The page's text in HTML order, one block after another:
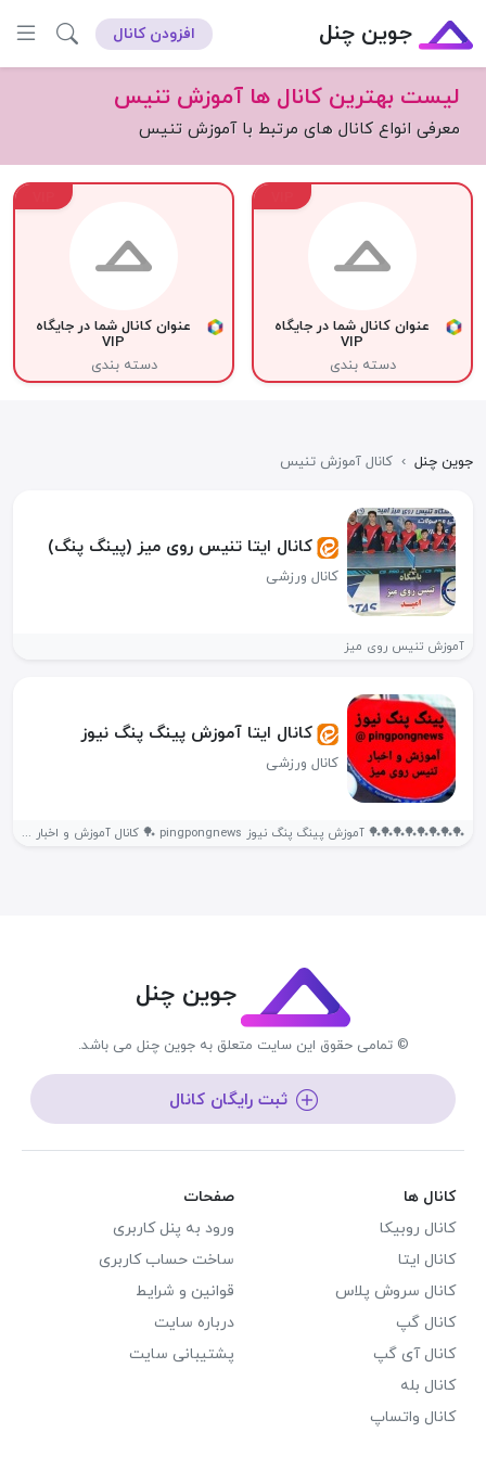
جوین چنل افزودن کانال
لیست بهترین کانال ها آموزش تنیس
معرفی انواع کانال های مرتبط با آموزش تنیس
عنوان کانال شما در جایگاه
VIP
دسته بندی
عنوان کانال شما در جایگاه
VIP
دسته بندی
جوین چنل › کانال آموزش تنیس
کانال ایتا تنیس روی میز (پینگ پنگ)
کانال ورزشی
آموزش تنیس روی میز
کانال ایتا آموزش پینگ پنگ نیوز
کانال ورزشی
🏓🏓🏓🏓🏓🏓🏓🏓 آموزش پینگ پنگ نیوز pingpongnews 🏓 کانال آموزش و اخبار 《...
جوین چنل
© تمامی حقوق این سایت متعلق به جوین چنل می باشد.
ثبت رایگان کانال
کانال ها
کانال روبیکا
کانال ایتا
کانال سروش پلاس
کانال گپ
کانال آی گپ
کانال بله
کانال واتساپ
صفحات
ورود به پنل کاربری
ساخت حساب کاربری
قوانین و شرایط
درباره سایت
پشتیبانی سایت